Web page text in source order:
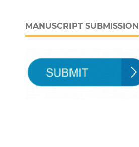
MANUSCRIPT SUBMISSION